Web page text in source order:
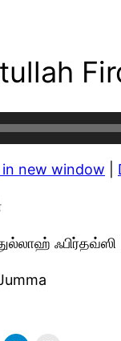
in new window
ஃபிர்தவ்ஸி